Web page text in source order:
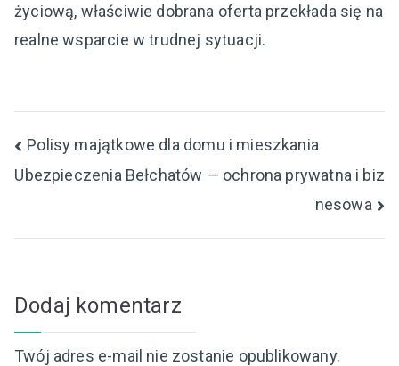
życiową, właściwie dobrana oferta przekłada się na
realne wsparcie w trudnej sytuacji.
Nawigacja
wpisu
Polisy majątkowe dla domu i mieszkania
Ubezpieczenia Bełchatów — ochrona prywatna i biz
nesowa
Dodaj komentarz
Twój adres e-mail nie zostanie opublikowany.